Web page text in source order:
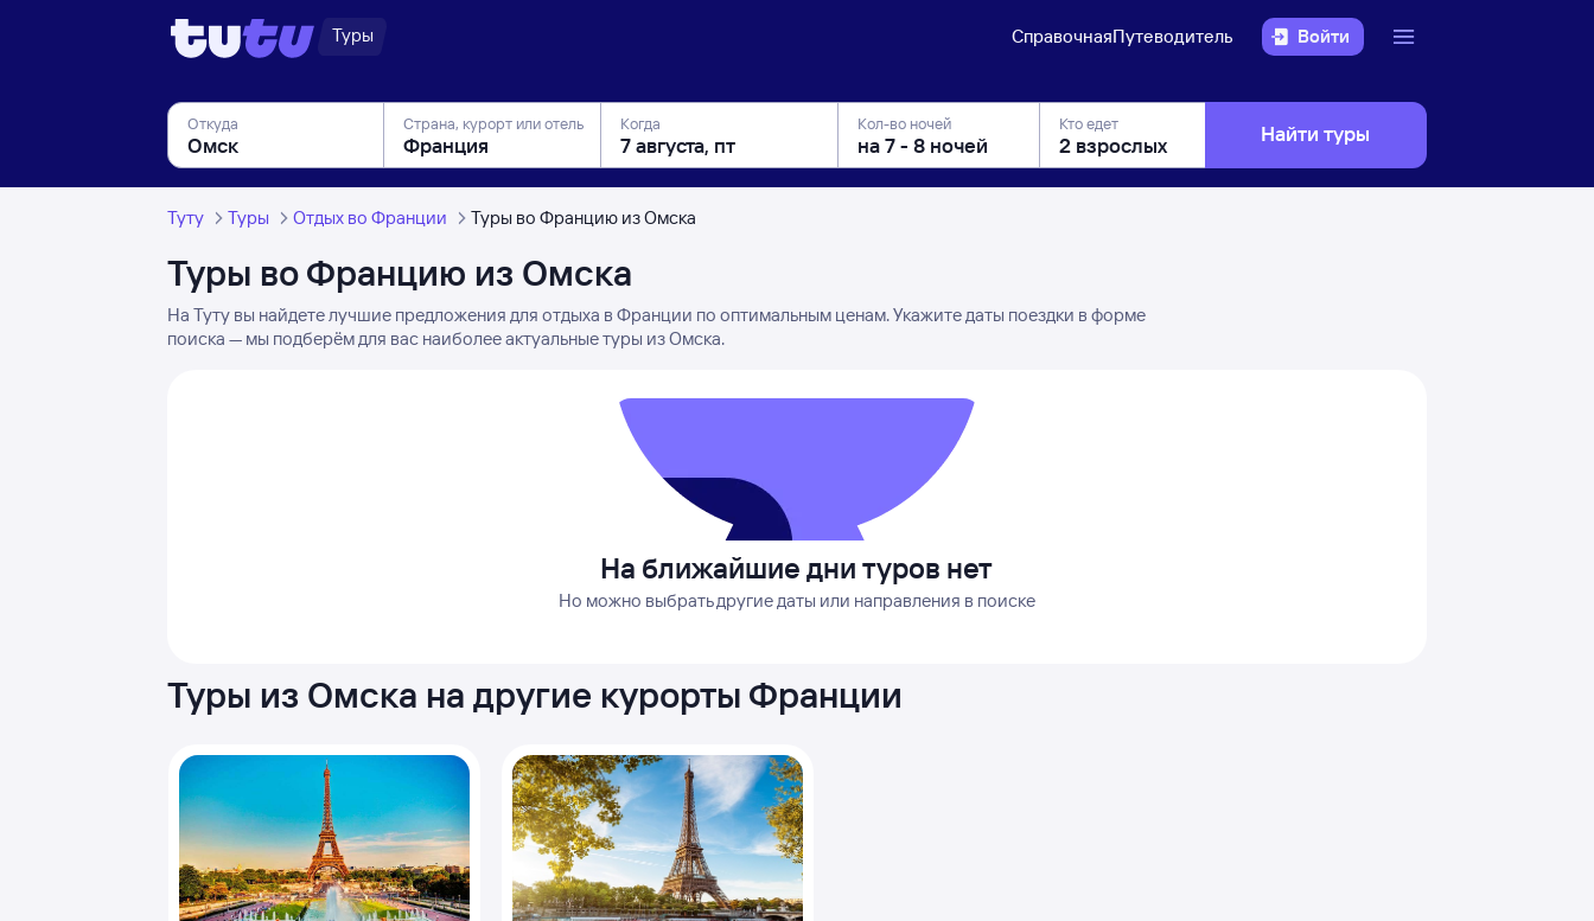
Туры СправочнаяПутеводитель Войти
Откуда Страна, курорт или отель Когда Кол-во ночей Кто едет Найти туры
Туту Туры Отдых во Франции Туры во Францию из Омска
Туры во Францию из Омска
На Туту вы найдете лучшие предложения для отдыха в Франции по оптимальным ценам. Укажите даты поездки в форме
поиска — мы подберём для вас наиболее актуальные туры из Омска.
На ближайшие дни туров нет
Но можно выбрать другие даты или направления в поиске
Туры из Омска на другие курорты Франции